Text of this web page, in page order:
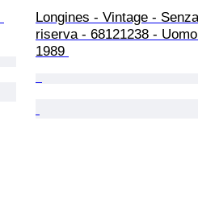
Longines - Vintage -
riserva - 68121238 -
1989